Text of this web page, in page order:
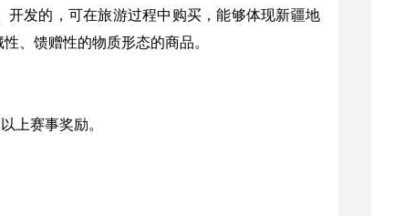
发的，可在旅游过程中购买，能够体现新疆地
、馈赠性的物质形态的商品。
上赛事奖励。